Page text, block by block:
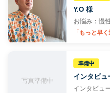
Y.O 様
お悩み：慢
「もっと早
写真準備中
準備中
インタビュ
インタビュ